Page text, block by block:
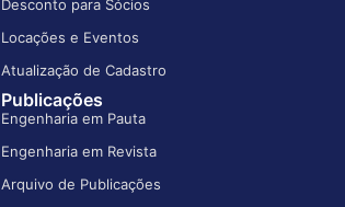
Desconto para Sócios
Locações e Eventos
Atualização de Cadastro
Publicações
Engenharia em Pauta
Engenharia em Revista
Arquivo de Publicações